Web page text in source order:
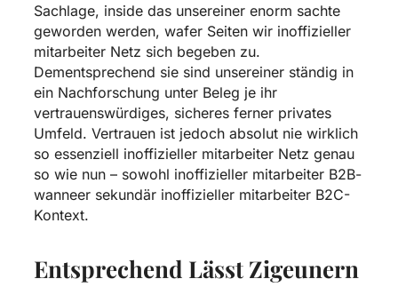
Sachlage, inside das unsereiner enorm sachte
geworden werden, wafer Seiten wir inoffizieller
mitarbeiter Netz sich begeben zu.
Dementsprechend sie sind unsereiner ständig in
ein Nachforschung unter Beleg je ihr
vertrauenswürdiges, sicheres ferner privates
Umfeld. Vertrauen ist jedoch absolut nie wirklich
so essenziell inoffizieller mitarbeiter Netz genau
so wie nun – sowohl inoffizieller mitarbeiter B2B-
wanneer sekundär inoffizieller mitarbeiter B2C-
Kontext.
Entsprechend Lässt Zigeunern